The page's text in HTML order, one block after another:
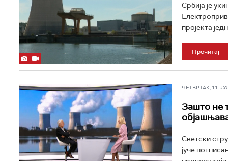
Србија је
пројекта
Прочитај
ЧЕТВРТАК, 11.
Зашто не
Светски
јуче